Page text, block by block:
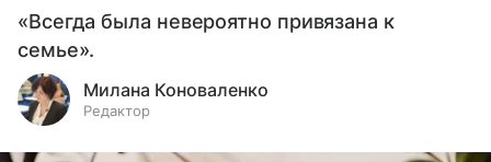
«Всегда была невероятно привязана к
семье».
Милана Коноваленко
Редактор